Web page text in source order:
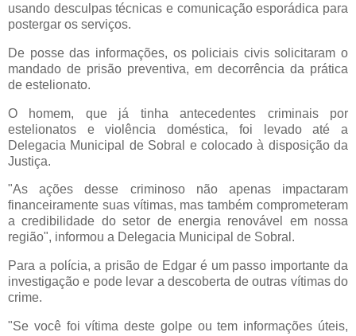
usando desculpas técnicas e comunicação esporádica para
postergar os serviços.
De posse das informações, os policiais civis solicitaram o
mandado de prisão preventiva, em decorrência da prática
de estelionato.
O homem, que já tinha antecedentes criminais por
estelionatos e violência doméstica, foi levado até a
Delegacia Municipal de Sobral e colocado à disposição da
Justiça.
"As ações desse criminoso não apenas impactaram
financeiramente suas vítimas, mas também comprometeram
a credibilidade do setor de energia renovável em nossa
região", informou a Delegacia Municipal de Sobral.
Para a polícia, a prisão de Edgar é um passo importante da
investigação e pode levar a descoberta de outras vítimas do
crime.
"Se você foi vítima deste golpe ou tem informações úteis,